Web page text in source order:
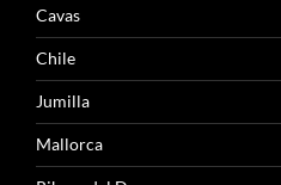
Cavas
Chile
Jumilla
Mallorca